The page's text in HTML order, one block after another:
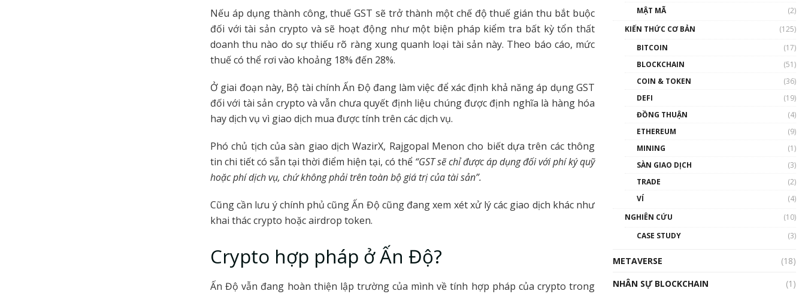
Nếu áp dụng thành công, thuế GST sẽ trở thành một chế độ thuế gián thu bắt buộc
đối với tài sản crypto và sẽ hoạt động như một biện pháp kiểm tra bất kỳ tổn thất
doanh thu nào do sự thiếu rõ ràng xung quanh loại tài sản này. Theo báo cáo, mức
thuế có thể rơi vào khoảng 18% đến 28%.
Ở giai đoạn này, Bộ tài chính Ấn Độ đang làm việc để xác định khả năng áp dụng GST
đối với tài sản crypto và vẫn chưa quyết định liệu chúng được định nghĩa là hàng hóa
hay dịch vụ vì giao dịch mua được tính trên các dịch vụ.
Phó chủ tịch của sàn giao dịch WazirX, Rajgopal Menon cho biết dựa trên các thông
tin chi tiết có sẵn tại thời điểm hiện tại, có thể “GST sẽ chỉ được áp dụng đối với phí ký quỹ
hoặc phí dịch vụ, chứ không phải trên toàn bộ giá trị của tài sản”.
Cũng cần lưu ý chính phủ cũng Ấn Độ cũng đang xem xét xử lý các giao dịch khác như
khai thác crypto hoặc airdrop token.
Crypto hợp pháp ở Ấn Độ?
Ấn Độ vẫn đang hoàn thiện lập trường của mình về tính hợp pháp của crypto trong
Blockchain
Nhân sự tương lại ngành
Blockchain Việt Nam | Phổ
cập Blockchain
Blockchain đang được ứng
01:34:46
MẬT MÃ
(2)
KIẾN THỨC CƠ BẢN
(125)
BITCOIN
(17)
BLOCKCHAIN
(51)
COIN & TOKEN
(36)
DEFI
(19)
ĐỒNG THUẬN
(4)
ETHEREUM
(9)
MINING
(1)
SÀN GIAO DỊCH
(3)
TRADE
(2)
VÍ
(4)
NGHIÊN CỨU
(10)
CASE STUDY
(3)
METAVERSE
(18)
NHÂN SỰ BLOCKCHAIN
(1)